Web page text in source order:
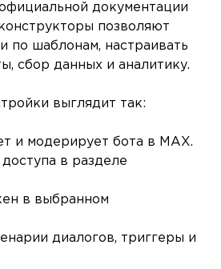
документации
позволяют
по шаблонам, настраивать
сбор данных и аналитику.
выглядит так:
и модерирует бота в MAX.
в разделе
в выбранном
диалогов, триггеры и